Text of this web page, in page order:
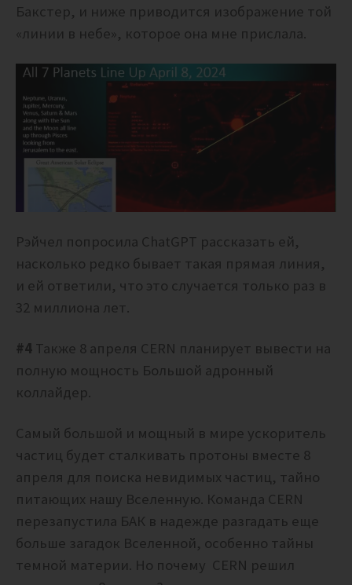
Бакстер, и ниже приводится изображение той
«линии в небе», которое она мне прислала.
Рэйчел попросила ChatGPT рассказать ей,
насколько редко бывает такая прямая линия,
и ей ответили, что это случается только раз в
32 миллиона лет.
#4 Также 8 апреля CERN планирует вывести на
полную мощность Большой адронный
коллайдер.
Самый большой и мощный в мире ускоритель
частиц будет сталкивать протоны вместе 8
апреля для поиска невидимых частиц, тайно
питающих нашу Вселенную. Команда CERN
перезапустила БАК в надежде разгадать еще
больше загадок Вселенной, особенно тайны
темной материи. Но почему CERN решил